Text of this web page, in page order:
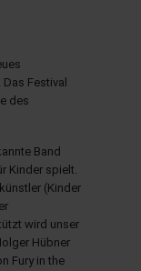
Festival
des
Band
Kinder spielt.
(Kinder
wird unser
Hübner
Fury in the